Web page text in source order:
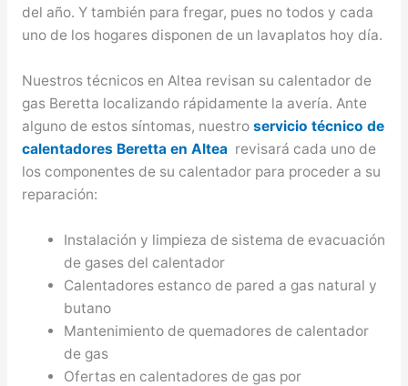
del año. Y también para fregar, pues no todos y cada
uno de los hogares disponen de un lavaplatos hoy día.
Nuestros técnicos en Altea revisan su calentador de
gas Beretta localizando rápidamente la avería. Ante
alguno de estos síntomas, nuestro servicio técnico de
calentadores Beretta en Altea revisará cada uno de
los componentes de su calentador para proceder a su
reparación:
Instalación y limpieza de sistema de evacuación
de gases del calentador
Calentadores estanco de pared a gas natural y
butano
Mantenimiento de quemadores de calentador
de gas
Ofertas en calentadores de gas por